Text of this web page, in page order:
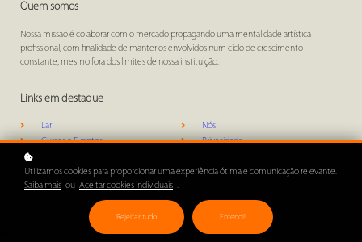
Quem somos
Nossa missão é colaborar com o mercado propagando uma mentalidade artística
profissional, com finalidade de manter os envolvidos num ciclo de crescimento
constante, mesmo fora dos limites de nossa instituição.
Links em destaque
Lar
Nós
Cursos e Eventos
Privacidade
Av. Brigadeiro Faria Lima, 1811– Cj 115 - Caixa Postal 9779 - Jardim América - CEP 01452-001 –
Utilizamos cookies para proporcionar uma experiência ótima e comunicação relevante.
Saiba mais ou Aceitar cookies individuais
Rejeitar tudo Entendi!